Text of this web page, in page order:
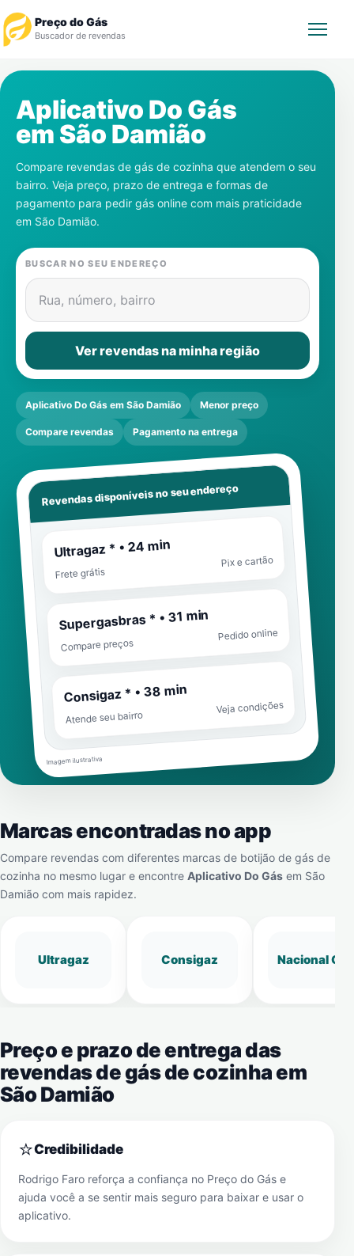
Preço do Gás
Buscador de revendas
Revendedor
Notícias
Cadastre-se
Gás
Contatos
Aplicativo Do Gás
em São Damião
Compare revendas de gás de cozinha que atendem o seu
bairro. Veja preço, prazo de entrega e formas de
pagamento para pedir gás online com mais praticidade
em São Damião.
BUSCAR NO SEU ENDEREÇO
Rua, número, bairro
Ver revendas na minha região
Aplicativo Do Gás em São Damião Menor preço
Compare revendas Pagamento na entrega
Revendas disponíveis no seu endereço
Ultragaz * • 24 min
Frete grátis
Pix e cartão
Supergasbras * • 31 min
Compare preços
Pedido online
Consigaz * • 38 min
Atende seu bairro
Veja condições
Imagem ilustrativa
Marcas encontradas no app
Compare revendas com diferentes marcas de botijão de gás de
cozinha no mesmo lugar e encontre Aplicativo Do Gás em São
Damião com mais rapidez.
Ultragaz Consigaz Nacional Gás
Preço e prazo de entrega das
revendas de gás de cozinha em
São Damião
⭐Credibilidade
Rodrigo Faro reforça a confiança no Preço do Gás e
ajuda você a se sentir mais seguro para baixar e usar o
aplicativo.